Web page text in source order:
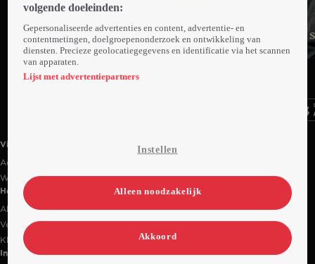
Ga
naar
Trailer
Videoland
Actiecode
Werken bij RTL
Handige links
Alle films & series
Veelgestelde vragen
Klantenservice
Informatie
volgende doeleinden:
Gepersonaliseerde advertenties en content, advertentie- en
contentmetingen, doelgroepenonderzoek en ontwikkeling van
diensten. Precieze geolocatiegegevens en identificatie via het scannen
van apparaten.
Lijst met advertentiepartners
Instellen
Alleen noodzakelijk
Akkoord